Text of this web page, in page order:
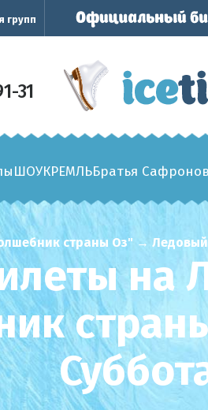
групп
31
ШОУКРЕМЛЬБратья
страны Оз" → Ледовый
на